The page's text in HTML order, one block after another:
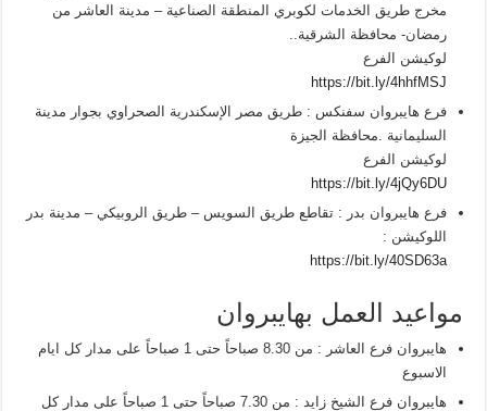
مخرج طريق الخدمات لكوبري المنطقة الصناعية – مدينة العاشر من
رمضان- محافظة الشرقية..
لوكيشن الفرع
https://bit.ly/4hhfMSJ
فرع هايبروان سفنكس : طريق مصر الإسكندرية الصحراوي بجوار مدينة
السليمانية .محافظة الجيزة
لوكيشن الفرع
https://bit.ly/4jQy6DU
فرع هايبروان بدر : تقاطع طريق السويس – طريق الروبيكي – مدينة بدر
اللوكيشن :
https://bit.ly/40SD63a
مواعيد العمل بهايبروان
هايبروان فرع العاشر : من 8.30 صباحاً حتى 1 صباحاً على مدار كل ايام
الاسبوع
هايبروان فرع الشيخ زايد : من 7.30 صباحاً حتى 1 صباحاً على مدار كل